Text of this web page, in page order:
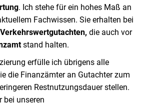
. Ich stehe für ein hohes Maß an
Fachwissen. Sie erhalten bei
die auch vor
stand halten.
erfülle ich übrigens alle
die Finanzämter an Gutachter zum
Restnutzungsdauer stellen.
bei unseren